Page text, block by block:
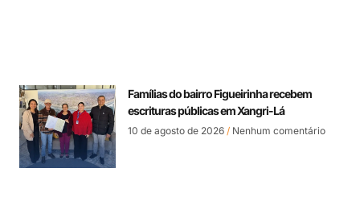
Famílias do bairro Figueirinha recebem
escrituras públicas em Xangri-Lá
10 de agosto de 2026 Nenhum comentário